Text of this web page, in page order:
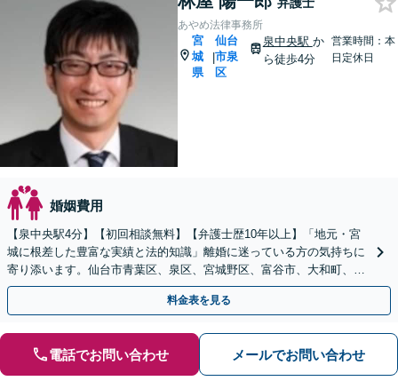
あやめ法律事務所
宮
城
県
|
仙台
市泉
区
泉中央駅 か
ら徒歩4分
営業時間：本
日定休日
婚姻費用
【泉中央駅4分】【初回相談無料】【弁護士歴10年以上】「地元・宮
城に根差した豊富な実績と法的知識」離婚に迷っている方の気持ちに
寄り添います。仙台市青葉区、泉区、宮城野区、富谷市、大和町、大
郷町、大衡村、利府町や塩竈市など【近隣駐車場あり】
料金表を見る
電話でお問い合わせ メールでお問い合わせ